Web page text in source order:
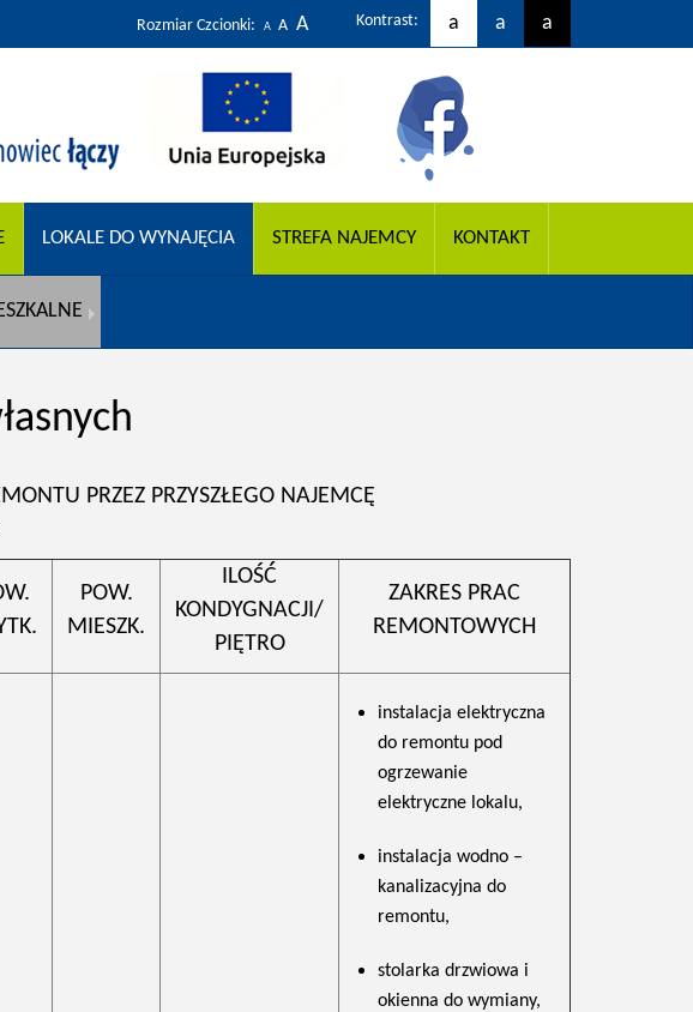
Rozmiar Czcionki: A A A Kontrast: a a a
LOKALE DO WYNAJĘCIA STREFA NAJEMCY KONTAKT
PRZEZ PRZYSZŁEGO NAJEMCĘ
POW.
MIESZK.
ILOŚĆ
KONDYGNACJI/
PIĘTRO
ZAKRES PRAC
REMONTOWYCH
instalacja elektryczna
do remontu pod
ogrzewanie
elektryczne lokalu,
instalacja wodno –
kanalizacyjna do
remontu,
stolarka drzwiowa i
okienna do wymiany,